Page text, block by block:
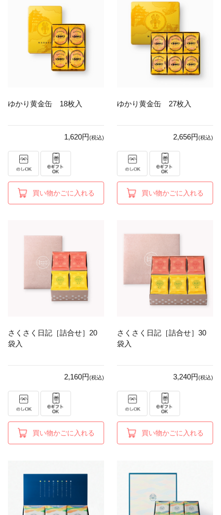
ゆかり黄金缶 18枚入
1,620円(税込)
買い物かごに入れる
ゆかり黄金缶 27枚入
2,656円(税込)
買い物かごに入れる
さくさく日記［詰合せ］20
袋入
2,160円(税込)
買い物かごに入れる
さくさく日記［詰合せ］30
袋入
3,240円(税込)
買い物かごに入れる